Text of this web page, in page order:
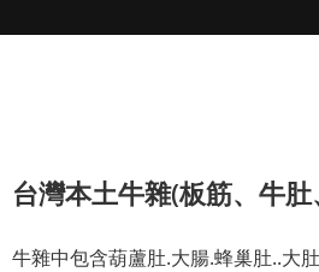
台灣本土牛雜(板筋、牛肚
牛雜中包含葫蘆肚.大腸.蜂巢肚..大